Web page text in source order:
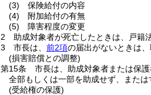
(3)
保険給付の内容
(4)
附加給付の有無
(5)
障害程度の変更
2
助成対象者が死亡したときは、戸籍
3
市長は、 前2項の届出がないときは
(損害賠償との調整)
第15条
市長は、助成対象者または保
全部もしくは一部を助成せず、また
(受給権の保護)